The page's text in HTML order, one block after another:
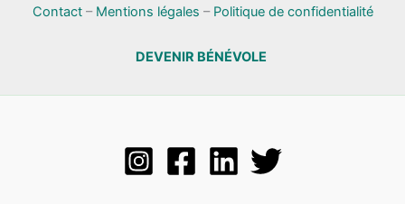
Contact– Mentions légales – Politique de confidentialité
DEVENIR BÉNÉVOLE